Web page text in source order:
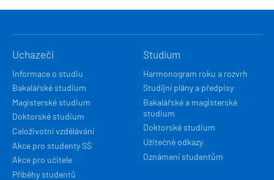
NAVIGACE
Uchazeči
Informace o studiu
Bakalářské studium
Magisterské studium
Doktorské studium
Celoživotní vzdělávání
Akce pro studenty SŠ
Akce pro učitele
Příběhy studentů
Studium
Harmonogram roku a rozvrh
Studijní plány a předpisy
Bakalářské a magisterské
studium
Doktorské studium
Užitečné odkazy
Oznámení studentům